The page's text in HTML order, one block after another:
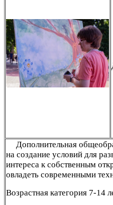
Дополнительная
на создание условий для
интереса к собственным
овладеть современными
Возрастная категория 7-14